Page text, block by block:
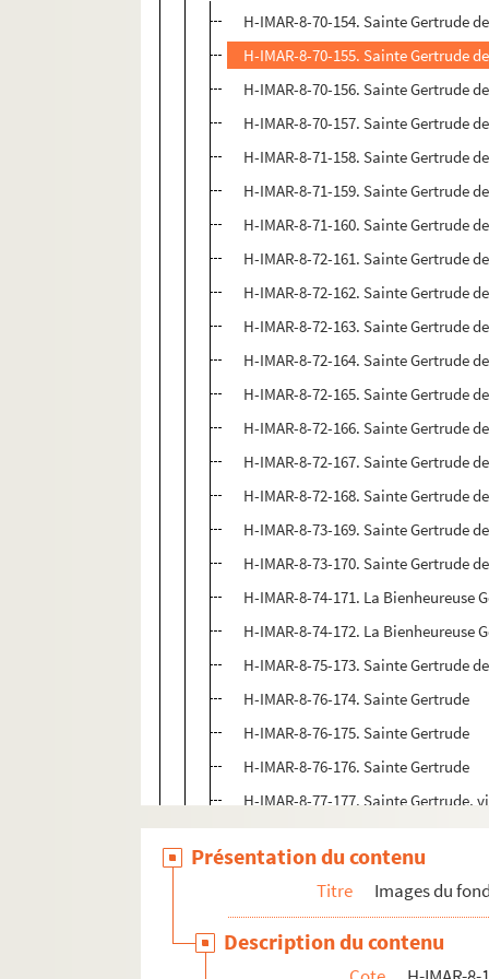
H-IMAR-8-70-154. Sainte Gertrude
H-IMAR-8-70-155. Sainte Gertrude
H-IMAR-8-70-156. Sainte Gertrude
H-IMAR-8-70-157. Sainte Gertrude
H-IMAR-8-71-158. Sainte Gertrude
H-IMAR-8-71-159. Sainte Gertrude
H-IMAR-8-71-160. Sainte Gertrude
H-IMAR-8-72-161. Sainte Gertrude
H-IMAR-8-72-162. Sainte Gertrude
H-IMAR-8-72-163. Sainte Gertrude
H-IMAR-8-72-164. Sainte Gertrude
H-IMAR-8-72-165. Sainte Gertrude
H-IMAR-8-72-166. Sainte Gertrude
H-IMAR-8-72-167. Sainte Gertrude
H-IMAR-8-72-168. Sainte Gertrude
H-IMAR-8-73-169. Sainte Gertrude
H-IMAR-8-73-170. Sainte Gertrude
H-IMAR-8-74-171. La Bienheureuse
H-IMAR-8-74-172. La Bienheureuse
H-IMAR-8-75-173. Sainte Gertrude
H-IMAR-8-76-174. Sainte Gertrude
H-IMAR-8-76-175. Sainte Gertrude
H-IMAR-8-76-176. Sainte Gertrude
H-IMAR-8-77-177. Sainte Gertrude,
H-IMAR-8-80-181. Petit livret de
Présentation du contenu
Titre Images du
Description du contenu